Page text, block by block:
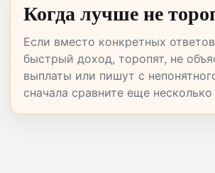
Когда лучше не
Если вместо конкретных
быстрый доход, торопят, не
выплаты или пишут с
сначала сравните еще несколько